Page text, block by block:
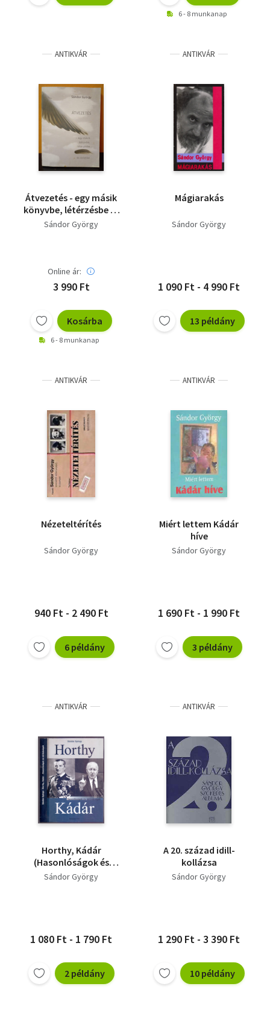
6 - 8 munkanap
ANTIKVÁR
Átvezetés - egy másik
könyvbe, létérzésbe és
örömbe
Sándor György
Online ár:
3 990 Ft
Kosárba
6 - 8 munkanap
ANTIKVÁR
Mágiarakás
Sándor György
1 090 Ft - 4 990 Ft
13 példány
ANTIKVÁR
Nézeteltérítés
Sándor György
940 Ft - 2 490 Ft
6 példány
ANTIKVÁR
Miért lettem Kádár
híve
Sándor György
1 690 Ft - 1 990 Ft
3 példány
ANTIKVÁR
Horthy, Kádár
(Hasonlóságok és
különbségek)
Sándor György
1 080 Ft - 1 790 Ft
2 példány
ANTIKVÁR
A 20. század idill-
kollázsa
Sándor György
1 290 Ft - 3 390 Ft
10 példány